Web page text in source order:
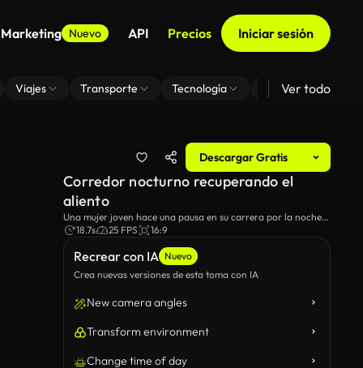
Marketing Nuevo API Precios Iniciar sesión
Viajes Transporte Tecnología Zoom De Fondo
Ver todo
Descargar Gratis
Recrear con IA Nuevo
Crea nuevas versiones de esta toma con IA
New camera angles
Transform environment
Change time of day
Corredor nocturno recuperando el
aliento
Una mujer joven hace una pausa en su carrera por la noche
para respirar profundamente, con un enfoque suave en un
18.7s 25 FPS 16:9